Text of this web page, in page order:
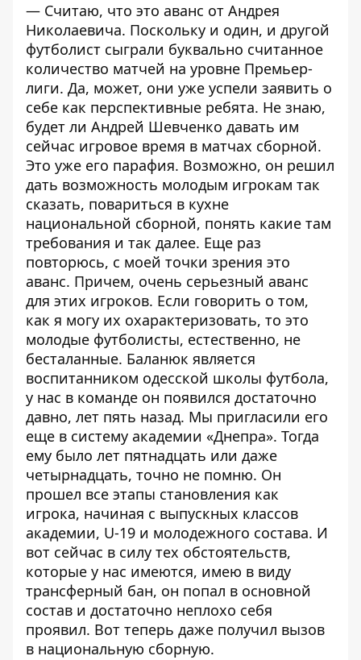
— Считаю, что это аванс от Андрея
Николаевича. Поскольку и один, и другой
футболист сыграли буквально считанное
количество матчей на уровне Премьер-
лиги. Да, может, они уже успели заявить о
себе как перспективные ребята. Не знаю,
будет ли Андрей Шевченко давать им
сейчас игровое время в матчах сборной.
Это уже его парафия. Возможно, он решил
дать возможность молодым игрокам так
сказать, повариться в кухне
национальной сборной, понять какие там
требования и так далее. Еще раз
повторюсь, с моей точки зрения это
аванс. Причем, очень серьезный аванс
для этих игроков. Если говорить о том,
как я могу их охарактеризовать, то это
молодые футболисты, естественно, не
бесталанные. Баланюк является
воспитанником одесской школы футбола,
у нас в команде он появился достаточно
давно, лет пять назад. Мы пригласили его
еще в систему академии «Днепра». Тогда
ему было лет пятнадцать или даже
четырнадцать, точно не помню. Он
прошел все этапы становления как
игрока, начиная с выпускных классов
академии, U-19 и молодежного состава. И
вот сейчас в силу тех обстоятельств,
которые у нас имеются, имею в виду
трансферный бан, он попал в основной
состав и достаточно неплохо себя
проявил. Вот теперь даже получил вызов
в национальную сборную.